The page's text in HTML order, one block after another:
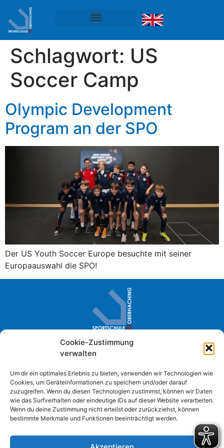
Cookie-Zustimmung
verwalten
Um dir ein optimales Erlebnis zu bieten, verwenden wir Technologien wie
Cookies, um Geräteinformationen zu speichern und/oder darauf
zuzugreifen. Wenn du diesen Technologien zustimmst, können wir Daten
wie das Surfverhalten oder eindeutige IDs auf dieser Website verarbeiten.
Wenn du deine Zustimmung nicht erteilst oder zurückziehst, können
bestimmte Merkmale und Funktionen beeinträchtigt werden.
Schlagwort: US
Soccer Camp
Olympic Development
Program an der SPO
Der US Youth Soccer Europe besuchte mit seiner
Europaauswahl die SPO!
Sportschule Oberhaching · Im Loh 2
+49 (0) 89 61384-0
info@sportschule-oberhaching.de
Impressum
Datenschutzerklärung